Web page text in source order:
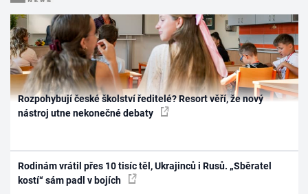
Rozpohybují české školství ředitelé? Resort věří, že nový
nástroj utne nekonečné debaty
Rodinám vrátil přes 10 tisíc těl, Ukrajinců i Rusů. „Sběratel
kostí“ sám padl v bojích